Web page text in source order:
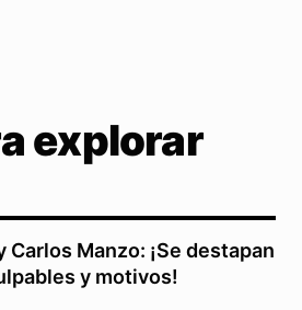
explorar
Carlos Manzo: ¡Se destapan
y motivos!